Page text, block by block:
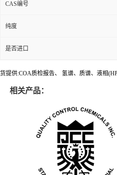
CAS编号
纯度
是否进口
货提供:COA质检报告、 氢谱、质谱、液相
相关产品：